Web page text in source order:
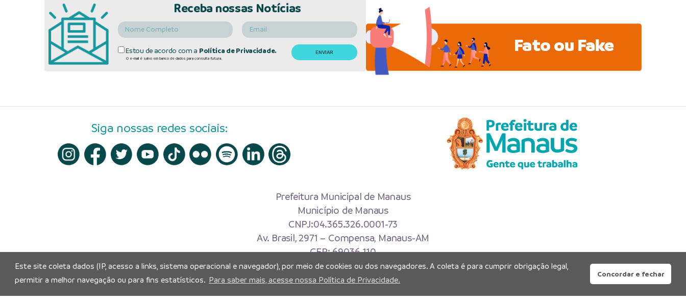
Receba nossas Notícias
Estou de acordo com a Política de Privacidade.
O e-mail é salvo em banco de dados para consulta futura.
Fato ou Fake
Siga nossas redes sociais:
Prefeitura Municipal de Manaus
Município de Manaus
CNPJ:04.365.326.0001-73
Av. Brasil, 2971 – Compensa, Manaus-AM
CEP: 69036-110
Copyright 2026. Todos os direitos reservados.
Este site coleta dados (IP, acesso a links, sistema operacional e navegador), por meio de cookies ou dos navegadores. A coleta é para cumprir obrigação legal,
permitir a melhor navegação ou para fins estatísticos. Para saber mais, acesse nossa Política de Privacidade.
Concordar e fechar